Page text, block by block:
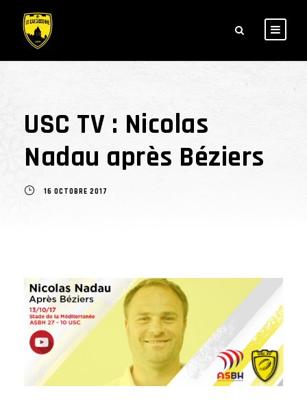
USC TV : Nicolas
Nadau après Béziers
16 OCTOBRE 2017